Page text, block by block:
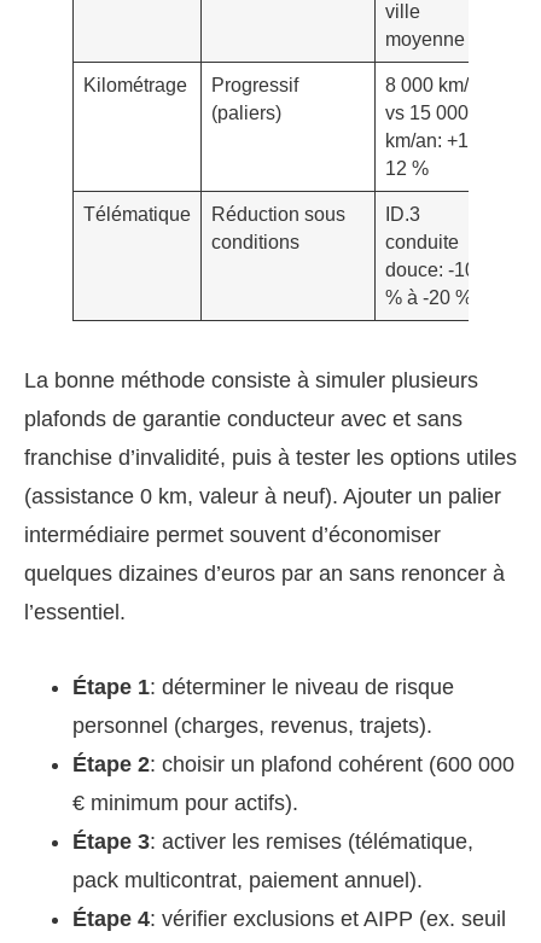
ville
moyenne
Kilométrage
Progressif
(paliers)
8 000 km/an
vs 15 000
km/an: +10–
12 %
Télématique
Réduction sous
conditions
ID.3
conduite
douce: -10
% à -20 %
La bonne méthode consiste à simuler plusieurs
plafonds de garantie conducteur avec et sans
franchise d’invalidité, puis à tester les options utiles
(assistance 0 km, valeur à neuf). Ajouter un palier
intermédiaire permet souvent d’économiser
quelques dizaines d’euros par an sans renoncer à
l’essentiel.
Étape 1: déterminer le niveau de risque
personnel (charges, revenus, trajets).
Étape 2: choisir un plafond cohérent (600 000
€ minimum pour actifs).
Étape 3: activer les remises (télématique,
pack multicontrat, paiement annuel).
Étape 4: vérifier exclusions et AIPP (ex. seuil